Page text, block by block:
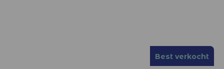
Best verkocht